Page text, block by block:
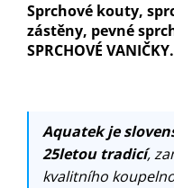
Sprchové kouty,
zástěny, pevné
SPRCHOVÉ VANIČKY.
Aquatek je
25letou tradicí,
kvalitního